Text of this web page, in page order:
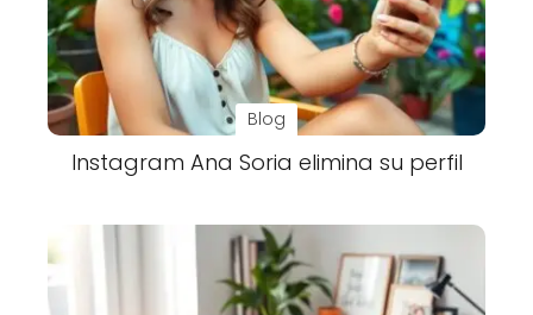
Blog
Instagram Ana Soria elimina su perfil